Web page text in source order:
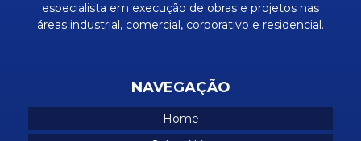
Obra civil residenciais
Obras em predios comerciais
Obras residenciais
especialista em execução de obras e projetos nas
áreas industrial, comercial, corporativo e residencial.
NAVEGAÇÃO
Home